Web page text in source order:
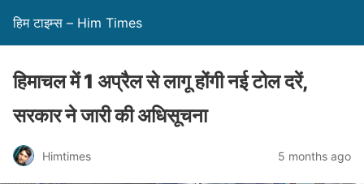
हिम टाइम्स – Him Times
हिमाचल में 1 अप्रैल से लागू होंगी नई टोल दरें,
सरकार ने जारी की अधिसूचना
Himtimes 5 months ago